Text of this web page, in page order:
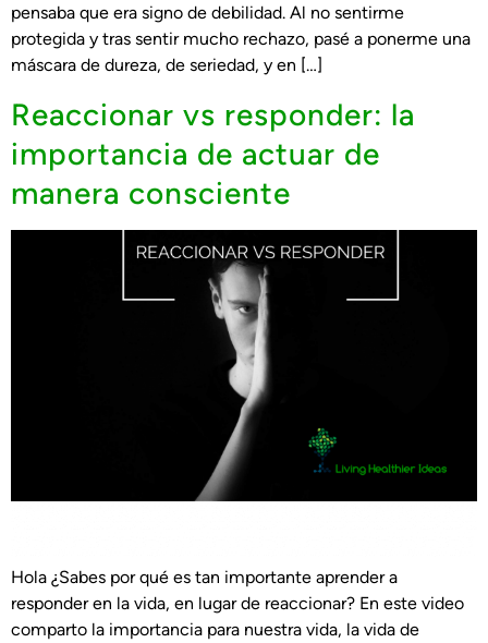
pensaba que era signo de debilidad. Al no sentirme
protegida y tras sentir mucho rechazo, pasé a ponerme una
máscara de dureza, de seriedad, y en […]
Reaccionar vs responder: la
importancia de actuar de
manera consciente
Hola ¿Sabes por qué es tan importante aprender a
responder en la vida, en lugar de reaccionar? En este video
comparto la importancia para nuestra vida, la vida de